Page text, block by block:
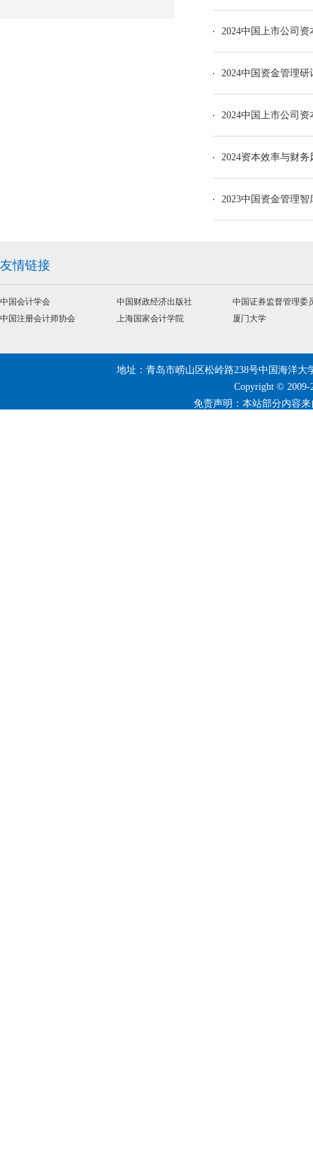
2024中国上市公司
2024中国资金管理
2024中国上市公司
2024资本效率与财
2023中国资金管理
友情链接
中国会计学会 中国财政经济出版社
中国证券监督管理委
中国注册会计师协会
上海国家会计学院 厦门大学
地址：青岛市崂山区松岭路238号中国海洋大
Copyright © 2009-
免责声明：本站部分内容